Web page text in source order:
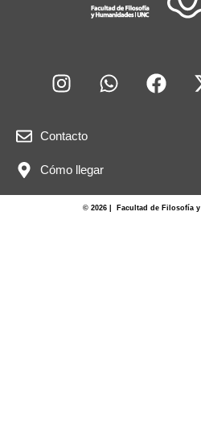
Contacto
Cómo llegar
© 2026 | Facultad de Filosofía y